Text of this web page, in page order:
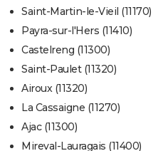
Saint-Martin-le-Vieil (11170)
Payra-sur-l'Hers (11410)
Castelreng (11300)
Saint-Paulet (11320)
Airoux (11320)
La Cassaigne (11270)
Ajac (11300)
Mireval-Lauragais (11400)